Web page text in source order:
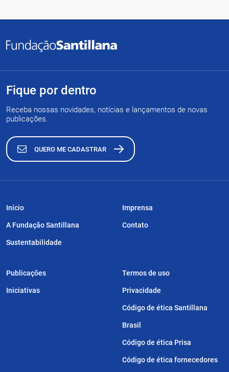
Fique por dentro
Receba nossas novidades, notícias e lançamentos de novas
publicações.
QUERO ME CADASTRAR
Início
A Fundação Santillana
Sustentabilidade
Publicações
Iniciativas
Imprensa
Contato
Termos de uso
Privacidade
Código de ética Santillana
Brasil
Código de ética Prisa
Código de ética fornecedores